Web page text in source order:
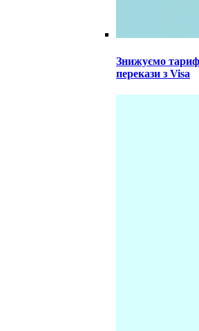
Знижуємо
перекази з Visa